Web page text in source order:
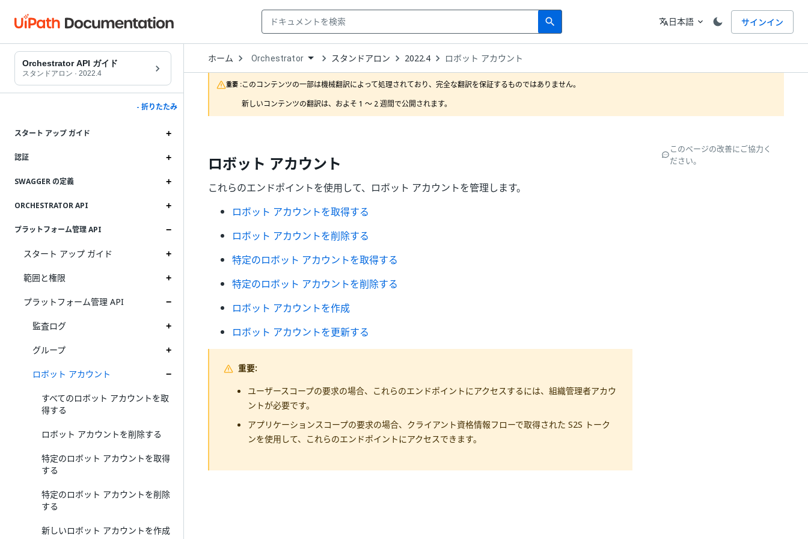
search
Search 言語
translate日本語 expand_more サインイン
Orchestrator API ガイド
スタンドアロン · 2022.4
- 折りたたみ
スタート アップ ガイド
認証
SWAGGER の定義
ORCHESTRATOR API
プラットフォーム管理 API
スタート アップ ガイド
範囲と権限
プラットフォーム管理 API
監査ログ
グループ
ロボット アカウント
すべてのロボット アカウントを取
得する
ロボット アカウントを削除する
特定のロボット アカウントを取得
する
特定のロボット アカウントを削除
する
新しいロボット アカウントを作成
ホーム Open
Dropdown
to
choose
product
Orchestrator スタンドアロン 2022.4 ロボット アカウント
重要 :このコンテンツの一部は機械翻訳によって処理されており、完全な翻訳を保証するものではありません。
新しいコンテンツの翻訳は、およそ 1 ～ 2 週間で公開されます。
ロボット アカウント
これらのエンドポイントを使用して、ロボット アカウントを管理します。
ロボット アカウントを取得する
ロボット アカウントを削除する
特定のロボット アカウントを取得する
特定のロボット アカウントを削除する
ロボット アカウントを作成
ロボット アカウントを更新する
重要:
ユーザースコープの要求の場合、これらのエンドポイントにアクセスするには、組織管理者アカウ
ントが必要です。
アプリケーションスコープの要求の場合、クライアント資格情報フローで取得された S2S トーク
ンを使用して、これらのエンドポイントにアクセスできます。
このページの改善にご協力く
ださい。